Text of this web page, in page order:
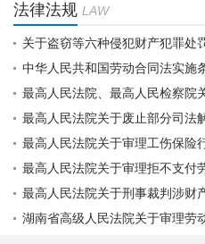
法律法规 LAW
关于盗窃等六种侵犯财产犯罪处
中华人民共和国劳动合同法实施
最高人民法院、最高人民检察院
若干问题的解释
最高人民法院关于废止部分司法
批）的决定
最高人民法院关于审理工伤保险
最高人民法院关于审理拒不支付
最高人民法院关于刑事裁判涉财
湖南省高级人民法院关于审理劳